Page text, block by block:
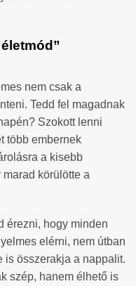
nem csak a
Tedd fel magadnak
Szokott lenni
több embernek
a kisebb
körülötte a
érezni, hogy minden
elérni, nem útban
is összerakja a nappalit.
szép, hanem élhető is